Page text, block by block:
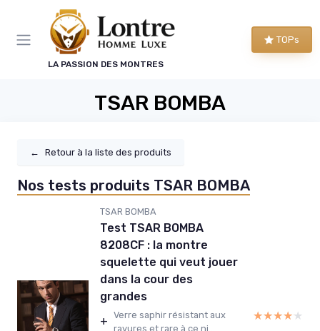
LA PASSION DES MONTRES
TOPs
TSAR BOMBA
← Retour à la liste des produits
Nos tests produits TSAR BOMBA
TSAR BOMBA
Test TSAR BOMBA
8208CF : la montre
squelette qui veut jouer
dans la cour des
grandes
+ Verre saphir résistant aux
rayures et rare à ce ni...
★★★★★
★★★★★
Panneau de gestion des cookies